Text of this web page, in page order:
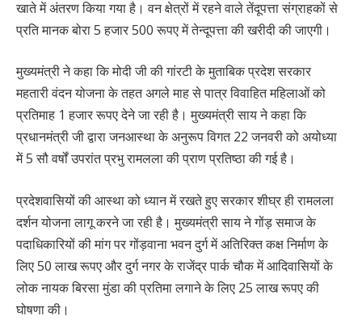
खाते में अंतरण किया गया है। वन क्षेत्रों में रहने वाले तेंदूपत्ता संग्राहकों से
प्रति मानक बोरा 5 हजार 500 रूपए में तेन्दूपत्ता की खरीदी की जाएगी।
मुख्यमंत्री ने कहा कि मोदी जी की गांरटी के मुताबिक प्रदेश सरकार
महतारी वंदन योजना के तहत अगले माह से पात्र विवाहित महिलाओं को
प्रतिमाह 1 हजार रूपए देने जा रही है। मुख्यमंत्री साय ने कहा कि
प्रधानमंत्री जी द्वारा जनआस्था के अनुरूप विगत 22 जनवरी को अयोध्या
में 5 सौ वर्षों उपरांत प्रभु रामलला की प्राण प्रतिष्ठा की गई है।
प्रदेशवासियों की आस्था को ध्यान में रखते हुए सरकार शीघ्र ही रामलला
दर्शन योजना लागू करने जा रही है। मुख्यमंत्री साय ने गोंड़ समाज के
पदाधिकारियों की मांग पर गोंड़वाना भवन दुर्ग में अतिरिक्त कक्ष निर्माण के
लिए 50 लाख रूपए और दुर्ग नगर के राजेंद्र पार्क चौक में आदिवासियों के
लोक नायक बिरसा मुंडा की प्रतिमा लगाने के लिए 25 लाख रूपए की
घोषणा की।